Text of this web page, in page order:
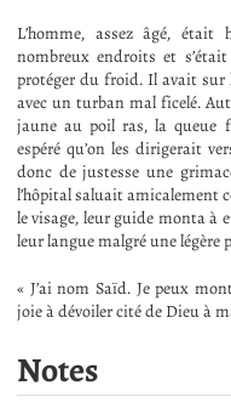
L’homme, assez âgé, était
nombreux endroits et
protéger du froid. Il avait sur
avec un turban mal ficelé.
jaune au poil ras, la queue
espéré qu’on les dirigerait
donc de justesse une
l’hôpital saluait amicalement
le visage, leur guide monta à
leur langue malgré une légère
« J’ai nom Saïd. Je peux
joie à dévoiler cité de Dieu à
Notes